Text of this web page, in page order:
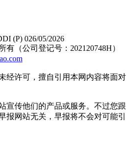
(P) 026/05/2026
（公司登记号：202120748H）
经许可，擅自引用本网内容将面对
宣传他们的产品或服务。不过您跟
报网站无关，早报将不会对可能引